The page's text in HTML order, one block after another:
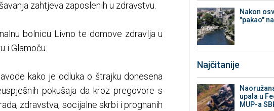
zahtjeva zaposlenih u zdravstvu.
bolnicu Livno te domove zdravlja u
i Glamoču.
kako je odluka o štrajku donesena
pokušaja da kroz pregovore s
zdravstva, socijalne skrbi i prognanih
Nakon
"pakao"
Najčitanije
upala u
MUP-a